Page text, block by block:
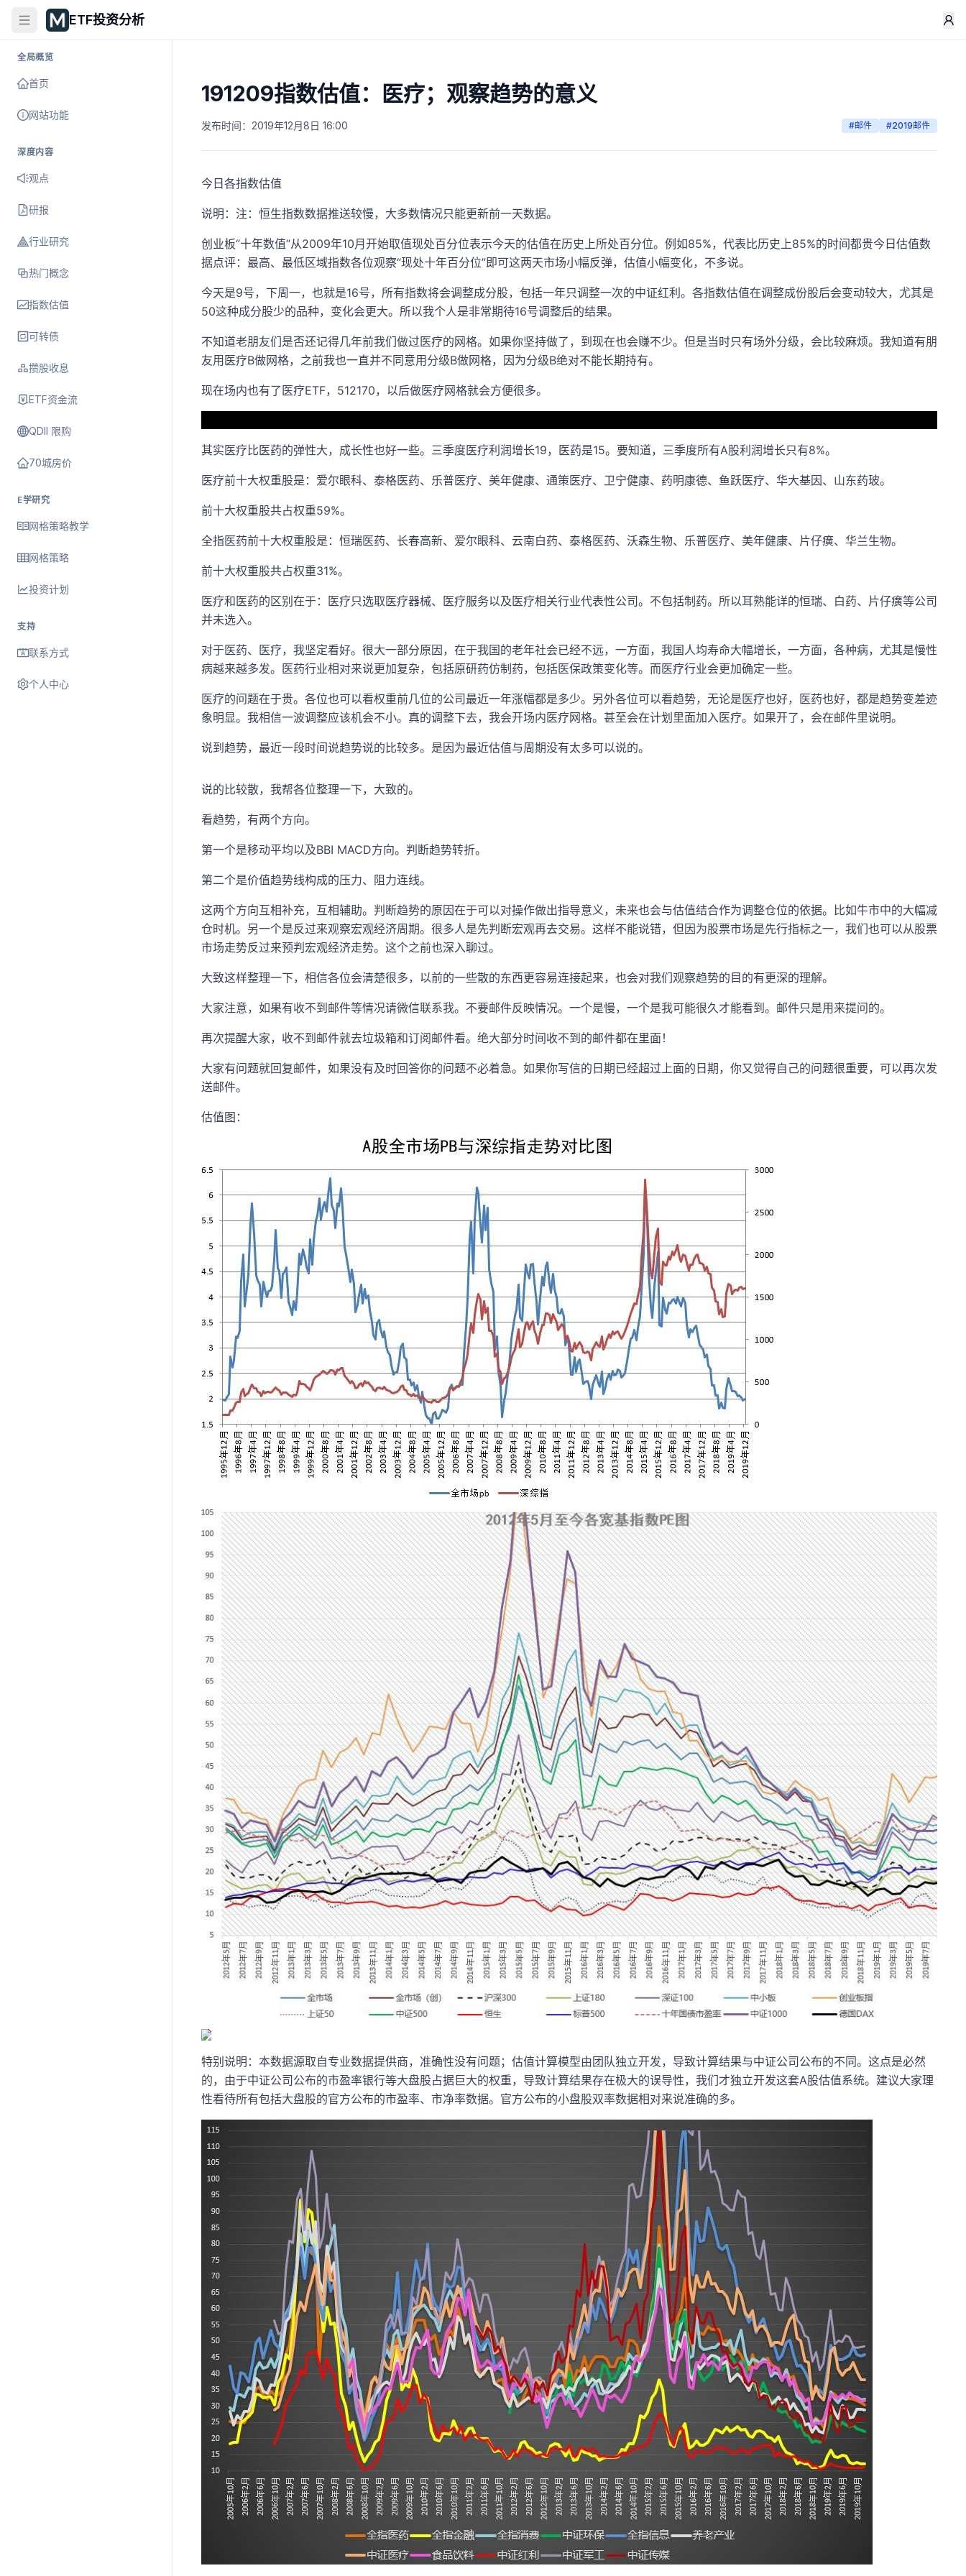
ETF投资分析
全局概览
首页
网站功能
深度内容
观点
研报
行业研究
热门概念
指数估值
可转债
攒股收息
ETF资金流
QDII 限购
70城房价
E学研究
网格策略教学
网格策略
投资计划
支持
联系方式
个人中心
191209指数估值：医疗；观察趋势的意义
发布时间： 2019年12月8日 16:00 #邮件 #2019邮件
今日各指数估值
说明：注：恒生指数数据推送较慢，大多数情况只能更新前一天数据。
创业板“十年数值”从2009年10月开始取值现处百分位表示今天的估值在历史上所处百分位。例如85%，代表比历史上85%的时间都贵今日估值数
据点评：最高、最低区域指数各位观察“现处十年百分位”即可这两天市场小幅反弹，估值小幅变化，不多说。
今天是9号，下周一，也就是16号，所有指数将会调整成分股，包括一年只调整一次的中证红利。各指数估值在调整成份股后会变动较大，尤其是
50这种成分股少的品种，变化会更大。所以我个人是非常期待16号调整后的结果。
不知道老朋友们是否还记得几年前我们做过医疗的网格。如果你坚持做了，到现在也会赚不少。但是当时只有场外分级，会比较麻烦。我知道有朋
友用医疗B做网格，之前我也一直并不同意用分级B做网格，因为分级B绝对不能长期持有。
现在场内也有了医疗ETF，512170，以后做医疗网格就会方便很多。
其实医疗比医药的弹性大，成长性也好一些。三季度医疗利润增长19，医药是15。要知道，三季度所有A股利润增长只有8%。
医疗前十大权重股是：爱尔眼科、泰格医药、乐普医疗、美年健康、通策医疗、卫宁健康、药明康德、鱼跃医疗、华大基因、山东药玻。
前十大权重股共占权重59%。
全指医药前十大权重股是：恒瑞医药、长春高新、爱尔眼科、云南白药、泰格医药、沃森生物、乐普医疗、美年健康、片仔癀、华兰生物。
前十大权重股共占权重31%。
医疗和医药的区别在于：医疗只选取医疗器械、医疗服务以及医疗相关行业代表性公司。不包括制药。所以耳熟能详的恒瑞、白药、片仔癀等公司
并未选入。
对于医药、医疗，我坚定看好。很大一部分原因，在于我国的老年社会已经不远，一方面，我国人均寿命大幅增长，一方面，各种病，尤其是慢性
病越来越多发。医药行业相对来说更加复杂，包括原研药仿制药，包括医保政策变化等。而医疗行业会更加确定一些。
医疗的问题在于贵。各位也可以看权重前几位的公司最近一年涨幅都是多少。另外各位可以看趋势，无论是医疗也好，医药也好，都是趋势变差迹
象明显。我相信一波调整应该机会不小。真的调整下去，我会开场内医疗网格。甚至会在计划里面加入医疗。如果开了，会在邮件里说明。
说到趋势，最近一段时间说趋势说的比较多。是因为最近估值与周期没有太多可以说的。
说的比较散，我帮各位整理一下，大致的。
看趋势，有两个方向。
第一个是移动平均以及BBI MACD方向。判断趋势转折。
第二个是价值趋势线构成的压力、阻力连线。
这两个方向互相补充，互相辅助。判断趋势的原因在于可以对操作做出指导意义，未来也会与估值结合作为调整仓位的依据。比如牛市中的大幅减
仓时机。另一个是反过来观察宏观经济周期。很多人是先判断宏观再去交易。这样不能说错，但因为股票市场是先行指标之一，我们也可以从股票
市场走势反过来预判宏观经济走势。这个之前也深入聊过。
大致这样整理一下，相信各位会清楚很多，以前的一些散的东西更容易连接起来，也会对我们观察趋势的目的有更深的理解。
大家注意，如果有收不到邮件等情况请微信联系我。不要邮件反映情况。一个是慢，一个是我可能很久才能看到。邮件只是用来提问的。
再次提醒大家，收不到邮件就去垃圾箱和订阅邮件看。绝大部分时间收不到的邮件都在里面！
大家有问题就回复邮件，如果没有及时回答你的问题不必着急。如果你写信的日期已经超过上面的日期，你又觉得自己的问题很重要，可以再次发
送邮件。
估值图：
特别说明：本数据源取自专业数据提供商，准确性没有问题；估值计算模型由团队独立开发，导致计算结果与中证公司公布的不同。这点是必然
的，由于中证公司公布的市盈率银行等大盘股占据巨大的权重，导致计算结果存在极大的误导性，我们才独立开发这套A股估值系统。建议大家理
性看待所有包括大盘股的官方公布的市盈率、市净率数据。官方公布的小盘股双率数据相对来说准确的多。